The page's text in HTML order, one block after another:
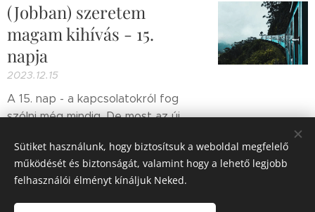
(Jobban) szeretem
magam kihívás - 15.
napja
2023.12.15
A 15. nap - a kapcsolatokról fog
szólni még mindig. De most az új
Korábbi bejegyzés
Sütiket használunk, hogy biztosítsuk a weboldal megfelelő
működését és biztonságát, valamint hogy a lehető legjobb
felhasználói élményt kínáljuk Neked.